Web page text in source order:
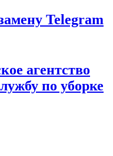
Telegram
агентство
по уборке